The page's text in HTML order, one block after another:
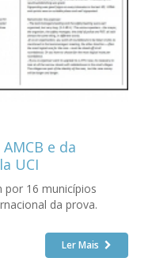
e da
UCI
por 16 municípios
da prova.
Ler Mais